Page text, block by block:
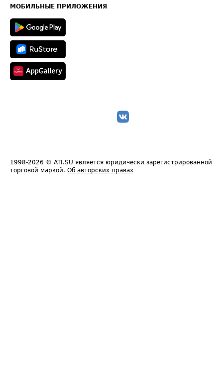
Техническая информация
МОБИЛЬНЫЕ ПРИЛОЖЕНИЯ
1998-2026 © ATI.SU является юридически зарегистрированной
торговой маркой. Об авторских правах